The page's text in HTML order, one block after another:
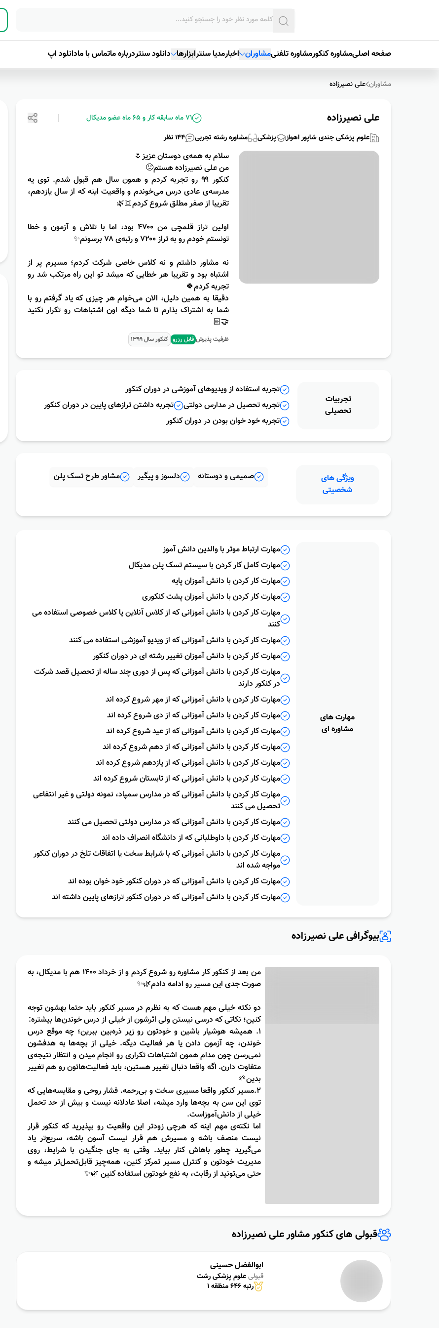
صفحه اصلیمشاوره کنکورمشاوره تلفنیمشاوران اخبارمدیا سنترابزارها دانلود سنتردرباره ماتماس با مادانلود اپ
مشاوران علی نصیرزاده
علی نصیرزاده 71 ماه سابقه کار و
65 ماه عضو مدیکال
علوم پزشکی جندی شاپور اهواز
پزشکی مشاوره رشتهتجربی 144نظر
سلام به همه‌ی دوستان عزیز🌷
من علی نصیرزاده هستم🙂
کنکور ۹۹ رو تجربه کردم و همون سال هم قبول شدم. توی یه
مدرسه‌ی عادی درس می‌خوندم و واقعیت اینه که از سال یازدهم،
تقریبا از صفر مطلق شروع کردم📖🌿
اولین تراز قلمچی من ۴۷۰۰ بود، اما با تلاش و آزمون و خطا
تونستم خودم رو به تراز ۷۲۰۰ و رتبه‌ی ۷۸ برسونم✨
نه مشاور داشتم و نه کلاس خاصی شرکت کردم؛ مسیرم پر از
اشتباه بود و تقریبا هر خطایی که میشد تو این راه مرتکب شد رو
تجربه کردم🍀
دقیقا به همین دلیل، الان می‌خوام هر چیزی که یاد گرفتم رو با
شما به اشتراک بذارم تا شما دیگه اون اشتباهات رو تکرار نکنید
🤝🏻
ظرفیت پذیرش قابل رزرو کنکور سال1399
تجربیات
تحصیلى
تجربه استفاده از ویدیوهای آموزشی در دوران کنکور
تجربه تحصیل در مدارس دولتی
تجربه داشتن ترازهای پایین در دوران کنکور
تجربه خود خوان بودن در دوران کنکور
ویژگى هاى
شخصیتى
صمیمی و دوستانه دلسوز و پیگیر مشاور طرح تسک پلن
مهارت هاى
مشاوره اى
مهارت ارتباط موثر با والدین دانش آموز
مهارت کامل کار کردن با سیستم تسک پلن مدیکال
مهارت کار کردن با دانش آموزان پایه
مهارت کار کردن با دانش آموزان پشت کنکوری
مهارت کار کردن با دانش آموزانی که از کلاس آنلاین یا کلاس خصوصی استفاده می
کنند
مهارت کار کردن با دانش آموزانی که از ویدیو آموزشی استفاده می کنند
مهارت کار کردن با دانش آموزان تغییر رشته ای در دوران کنکور
مهارت کار کردن با دانش آموزانی که پس از دوری چند ساله از تحصیل قصد شرکت
در کنکور دارند
مهارت کار کردن با دانش آموزانی که از مهر شروع کرده اند
مهارت کار کردن با دانش آموزانی که از دی شروع کرده اند
مهارت کار کردن با دانش آموزانی که از عید شروع کرده اند
مهارت کار کردن با دانش آموزانی که از دهم شروع کرده اند
مهارت کار کردن با دانش آموزانی که از یازدهم شروع کرده اند
مهارت کار کردن با دانش آموزانی که از تابستان شروع کرده اند
مهارت کار کردن با دانش آموزانی که در مدارس سمپاد، نمونه دولتی و غیر انتفاعی
تحصیل می کنند
مهارت کار کردن با دانش آموزانی که در مدارس دولتی تحصیل می کنند
مهارت کار کردن با داوطلبانی که از دانشگاه انصراف داده اند
مهارت کار کردن با دانش آموزانی که با شرابط سخت یا اتفاقات تلخ در دوران کنکور
مواجه شده اند
مهارت کار کردن با دانش آموزانی که در دوران کنکور خود خوان بوده اند
مهارت کار کردن با دانش آموزانی که در دوران کنکور ترازهای پایین داشته اند
بیوگرافی علی نصیرزاده
من بعد از کنکور کار مشاوره رو شروع کردم و از خرداد ۱۴۰۰ هم با مدیکال، به
صورت جدی این مسیر رو ادامه دادم🌿✨
دو نکته خیلی مهم هست که به نظرم در مسیر کنکور باید حتما بهشون توجه
کنین؛ نکاتی که درسی نیستن ولی اثرشون از خیلی از درس خوندن‌ها بیشتره:
۱. همیشه هوشیار باشین و خودتون رو زیر ذره‌بین ببرین؛ چه موقع درس
خوندن، چه آزمون دادن یا هر فعالیت دیگه. خیلی از بچه‌ها به هدفشون
نمی‌رسن چون مدام همون اشتباهات تکراری رو انجام میدن و انتظار نتیجه‌ی
متفاوت دارن. اگه واقعا دنبال تغییر هستین، باید فعالیت‌هاتون رو هم تغییر
بدین🌱
۲.مسیر کنکور واقعا مسیری سخت و بی‌رحمه. فشار روحی و مقایسه‌هایی که
توی این سن به بچه‌ها وارد میشه، اصلا عادلانه نیست و بیش از حد تحمل
خیلی از دانش‌آموزاست.
اما نکته‌ی مهم اینه که هرچی زودتر این واقعیت رو بپذیرید که کنکور قرار
نیست منصف باشه و مسیرش هم قرار نیست آسون باشه، سریع‌تر یاد
می‌گیرید چطور باهاش کنار بیاید. وقتی به جای جنگیدن با شرایط، روی
مدیریت خودتون و کنترل مسیر تمرکز کنین، همه‌چیز قابل‌تحمل‌تر میشه و
حتی می‌تونید از رقابت، به نفع خودتون استفاده کنین 🌿✨
قبولى هاى کنکور مشاور علی نصیرزاده
ابوالفضل حسینی
قبولیعلوم پزشکی رشت
رتبه 646 منظقه 1